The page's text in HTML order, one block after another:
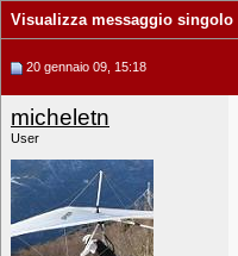
Visualizza messaggio singolo
20 gennaio 09, 15:18
micheletn
User